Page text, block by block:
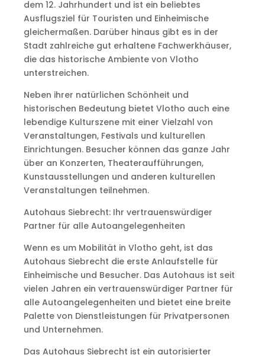
dem 12. Jahrhundert und ist ein beliebtes
Ausflugsziel für Touristen und Einheimische
gleichermaßen. Darüber hinaus gibt es in der
Stadt zahlreiche gut erhaltene Fachwerkhäuser,
die das historische Ambiente von Vlotho
unterstreichen.
Neben ihrer natürlichen Schönheit und
historischen Bedeutung bietet Vlotho auch eine
lebendige Kulturszene mit einer Vielzahl von
Veranstaltungen, Festivals und kulturellen
Einrichtungen. Besucher können das ganze Jahr
über an Konzerten, Theateraufführungen,
Kunstausstellungen und anderen kulturellen
Veranstaltungen teilnehmen.
Autohaus Siebrecht: Ihr vertrauenswürdiger
Partner für alle Autoangelegenheiten
Wenn es um Mobilität in Vlotho geht, ist das
Autohaus Siebrecht die erste Anlaufstelle für
Einheimische und Besucher. Das Autohaus ist seit
vielen Jahren ein vertrauenswürdiger Partner für
alle Autoangelegenheiten und bietet eine breite
Palette von Dienstleistungen für Privatpersonen
und Unternehmen.
Das Autohaus Siebrecht ist ein autorisierter